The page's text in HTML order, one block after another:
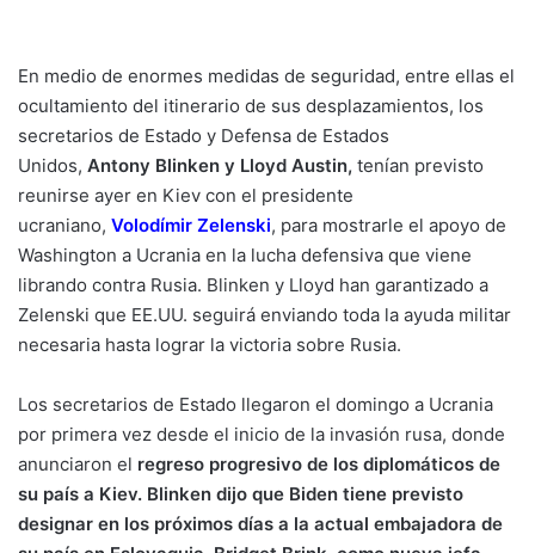
En medio de enormes medidas de seguridad, entre ellas el
ocultamiento del itinerario de sus desplazamientos, los
secretarios de Estado y Defensa de Estados
Unidos, Antony Blinken y Lloyd Austin, tenían previsto
reunirse ayer en Kiev con el presidente
ucraniano, Volodímir Zelenski, para mostrarle el apoyo de
Washington a Ucrania en la lucha defensiva que viene
librando contra Rusia. Blinken y Lloyd han garantizado a
Zelenski que EE.UU. seguirá enviando toda la ayuda militar
necesaria hasta lograr la victoria sobre Rusia.
Los secretarios de Estado llegaron el domingo a Ucrania
por primera vez desde el inicio de la invasión rusa, donde
anunciaron el regreso progresivo de los diplomáticos de
su país a Kiev. Blinken dijo que Biden tiene previsto
designar en los próximos días a la actual embajadora de